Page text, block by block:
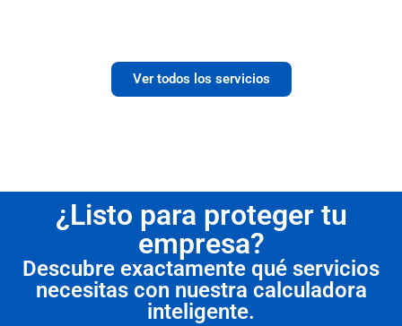
Ver todos los servicios
¿Listo para proteger tu
empresa?
Descubre exactamente qué servicios
necesitas con nuestra calculadora
inteligente.